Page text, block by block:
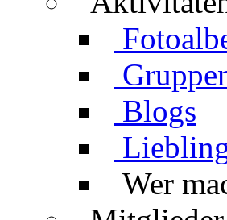
Blogs
Wer